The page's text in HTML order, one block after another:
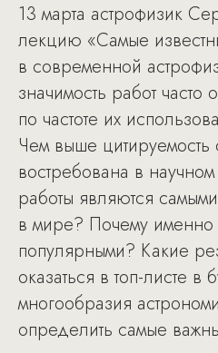
13 марта астрофизик
лекцию «Самые
в современной
значимость работ часто
по частоте их
Чем выше цитируемость
востребована в
работы являются
в мире? Почему именно
популярными? Какие
оказаться в топ-листе
многообразия
определить самые